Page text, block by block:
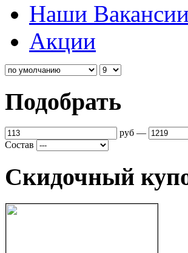
Наши Вакансии
Акции
Подобрать
руб —
Состав
Скидочный